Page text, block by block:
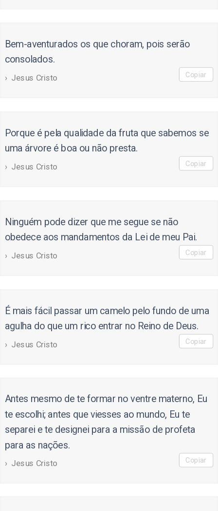
Bem-aventurados os que choram, pois serão
consolados.
Jesus Cristo Copiar
Porque é pela qualidade da fruta que sabemos se
uma árvore é boa ou não presta.
Jesus Cristo Copiar
Ninguém pode dizer que me segue se não
obedece aos mandamentos da Lei de meu Pai.
Jesus Cristo Copiar
É mais fácil passar um camelo pelo fundo de uma
agulha do que um rico entrar no Reino de Deus.
Jesus Cristo Copiar
Antes mesmo de te formar no ventre materno, Eu
te escolhi; antes que viesses ao mundo, Eu te
separei e te designei para a missão de profeta
para as nações.
Jesus Cristo Copiar